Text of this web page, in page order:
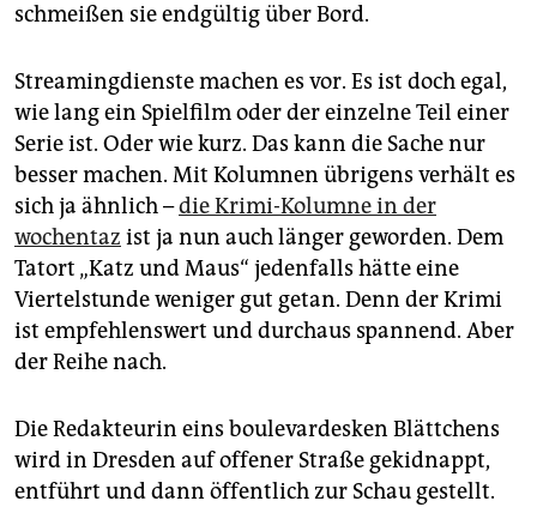
schmeißen sie endgültig über Bord.
Streamingdienste machen es vor. Es ist doch egal,
wie lang ein Spielfilm oder der einzelne Teil einer
Serie ist. Oder wie kurz. Das kann die Sache nur
besser machen. Mit Kolumnen übrigens verhält es
sich ja ähnlich –die Krimi-Kolumne in der
wochentaz ist ja nun auch länger geworden. Dem
Tatort „Katz und Maus“ jedenfalls hätte eine
Viertelstunde weniger gut getan. Denn der Krimi
ist empfehlenswert und durchaus spannend. Aber
der Reihe nach.
Die Redakteurin eins boulevardesken Blättchens
wird in Dresden auf offener Straße gekidnappt,
entführt und dann öffentlich zur Schau gestellt.